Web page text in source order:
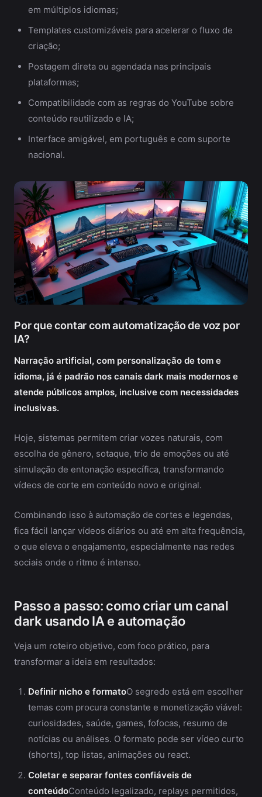
em múltiplos idiomas;
Templates customizáveis para acelerar o fluxo de
criação;
Postagem direta ou agendada nas principais
plataformas;
Compatibilidade com as regras do YouTube sobre
conteúdo reutilizado e IA;
Interface amigável, em português e com suporte
nacional.
Por que contar com automatização de voz por
IA?
Narração artificial, com personalização de tom e
idioma, já é padrão nos canais dark mais modernos e
atende públicos amplos, inclusive com necessidades
inclusivas.
Hoje, sistemas permitem criar vozes naturais, com
escolha de gênero, sotaque, trio de emoções ou até
simulação de entonação específica, transformando
vídeos de corte em conteúdo novo e original.
Combinando isso à automação de cortes e legendas,
fica fácil lançar vídeos diários ou até em alta frequência,
o que eleva o engajamento, especialmente nas redes
sociais onde o ritmo é intenso.
Passo a passo: como criar um canal
dark usando IA e automação
Veja um roteiro objetivo, com foco prático, para
transformar a ideia em resultados:
Definir nicho e formatoO segredo está em escolher
temas com procura constante e monetização viável:
curiosidades, saúde, games, fofocas, resumo de
notícias ou análises. O formato pode ser vídeo curto
(shorts), top listas, animações ou react.
Coletar e separar fontes confiáveis de
conteúdoConteúdo legalizado, replays permitidos,